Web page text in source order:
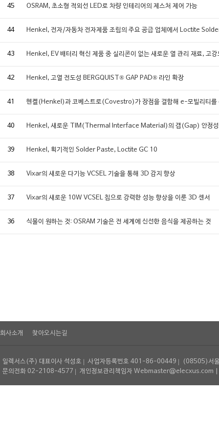
45 OSRAM, 초소형 적외선 LED로 차량 인테리어의 제스처 제어 가능
44 Henkel, 전자/자동차 전자제품 조립의 주요 공급 업체에서 Loctite
43 Henkel, EV 배터리 혁신 제품 중 실리콘이 없는 새로운 열 관리 재료, 고
42 Henkel, 고열 전도성 BERGQUIST® GAP PAD® 라인 확장
41 헨켈(Henkel)과 코베스트로(Covestro)가 장점을 결합해 e-모빌리티를
40 Henkel, 새로운 TIM(Thermal Interface Material)의 갭(Gap) 안정성
39 Henkel, 획기적인 Solder Paste, Loctite GC 10
38 Vixar의 새로운 다기능 VCSEL 기술을 통해 3D 감지 향상
37 Vixar의 새로운 10W VCSEL 칩으로 강력한 성능 향상을 이룬 3D 센서
36 식물이 원하는 것: OSRAM 기술은 전 세계에 신선한 음식을 제공하는 것
회사소개 찾아오시는길
일렉서스(주) 대표이사 석성호 사업자등록번호 401-86-00449
(08505)서
문의전화 02-2108-4577
개인정보관리책임자